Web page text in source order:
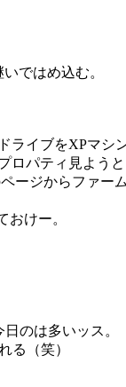
ではめ込む。
イブをXPマシ
ロパティ見よう
ージからファー
おけー。
のは多いッス。
る（笑）